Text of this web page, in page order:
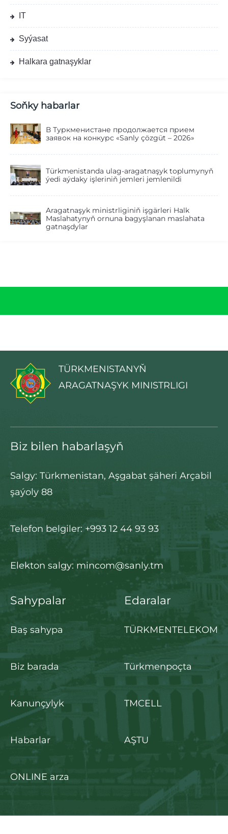
IT
Syýasat
Halkara gatnaşyklar
Soňky habarlar
В Туркменистане продолжается прием
заявок на конкурс «Sanly çözgüt – 2026»
Türkmenistanda ulag-aragatnaşyk toplumynyň
ýedi aýdaky işleriniň jemleri jemlenildi
Aragatnaşyk ministrliginiň işgärleri Halk
Maslahatynyň ornuna bagyşlanan maslahata
gatnaşdylar
TÜRKMENISTANYŇ
ARAGATNAŞYK MINISTRLIGI
Biz bilen habarlaşyň
Salgy: Türkmenistan, Aşgabat şäheri Arçabil
şaýoly 88
Telefon belgiler: +993 12 44 93 93
Elekton salgy: mincom@sanly.tm
Sahypalar
Baş sahypa
Biz barada
Kanunçylyk
Habarlar
ONLINE arza
Edaralar
TÜRKMENTELEKOM
Türkmenpoçta
TMCELL
AŞTU